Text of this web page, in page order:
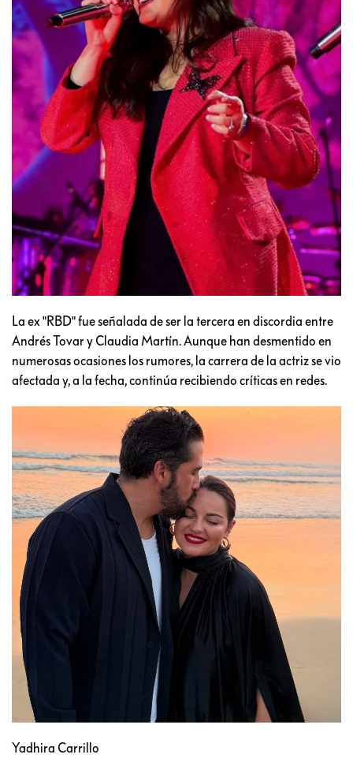
La ex "RBD" fue señalada de ser la tercera en discordia entre
Andrés Tovar y Claudia Martín. Aunque han desmentido en
numerosas ocasiones los rumores, la carrera de la actriz se vio
afectada y, a la fecha, continúa recibiendo críticas en redes.
Yadhira Carrillo